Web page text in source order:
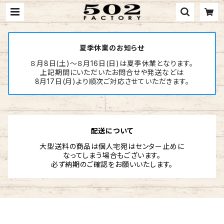
夏季休業のお知らせ
８月8日(土)～８月16日(日)は夏季休業となります。
上記期間にいただいたお問合せや発送などは
8月17日(月)より順次ご対応させていただきます。
配送について
大型送料の商品は個人宅宛はセンター止めに
なってしまう場合もございます。
必ず納期のご確認をお願いいたします。